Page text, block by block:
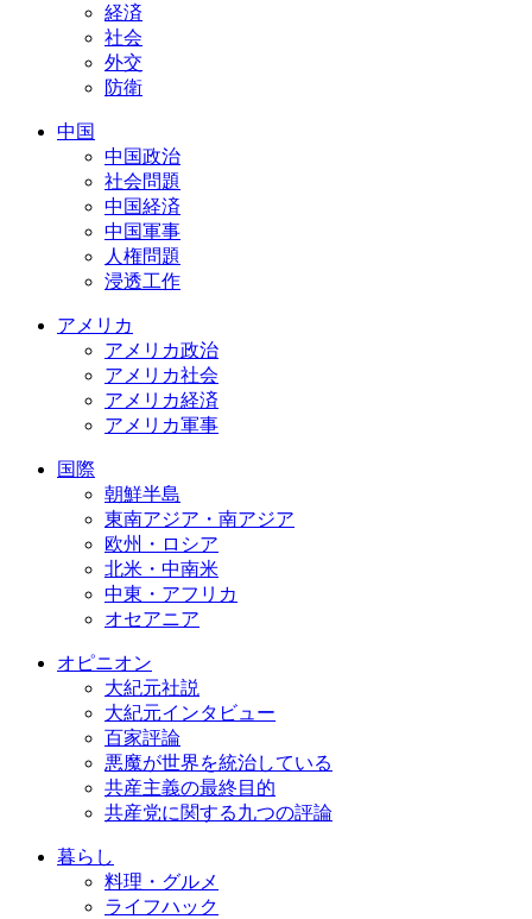
経済
社会
外交
防衛
中国
中国政治
社会問題
中国経済
中国軍事
人権問題
浸透工作
アメリカ
アメリカ政治
アメリカ社会
アメリカ経済
アメリカ軍事
国際
朝鮮半島
東南アジア・南アジア
欧州・ロシア
北米・中南米
中東・アフリカ
オセアニア
オピニオン
大紀元社説
大紀元インタビュー
百家評論
悪魔が世界を統治している
共産主義の最終目的
共産党に関する九つの評論
暮らし
料理・グルメ
ライフハック